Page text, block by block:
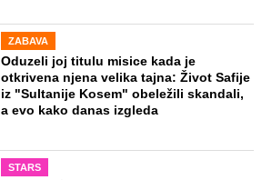
ZABAVA
Oduzeli joj titulu misice kada je
otkrivena njena velika tajna: Život Safije
iz "Sultanije Kosem" obeležili skandali,
a evo kako danas izgleda
STARS